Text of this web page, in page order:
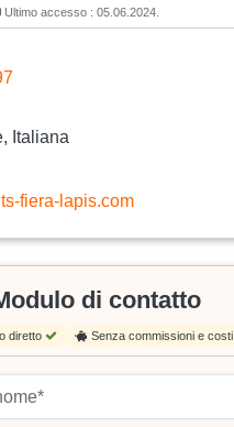
Ultimo accesso : 05.06.2024.
Italiana
fiera-lapis.com
di contatto
diretto Senza commissioni e costi